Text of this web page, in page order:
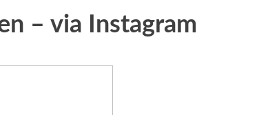
– via Instagram